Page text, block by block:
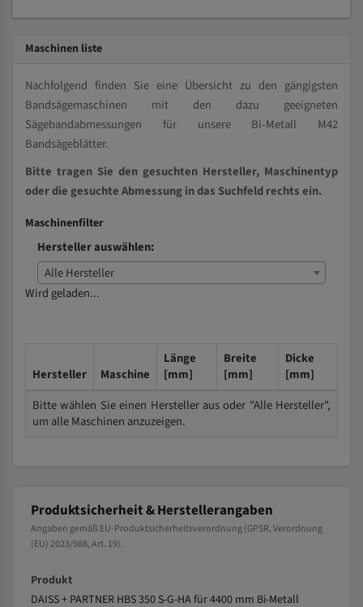
Maschinen liste
Nachfolgend finden Sie eine Übersicht zu den gängigsten
Bandsägemaschinen mit den dazu geeigneten
Sägebandabmessungen für unsere Bi-Metall M42
Bandsägeblätter.
Bitte tragen Sie den gesuchten Hersteller, Maschinentyp
oder die gesuchte Abmessung in das Suchfeld rechts ein.
Maschinenfilter
Hersteller auswählen:
Alle Hersteller
Wird geladen...
Hersteller Maschine
Länge
[mm]
Breite
[mm]
Dicke
[mm]
Bitte wählen Sie einen Hersteller aus oder "Alle Hersteller",
um alle Maschinen anzuzeigen.
Produktsicherheit & Herstellerangaben
Angaben gemäß EU-Produktsicherheitsverordnung (GPSR, Verordnung
(EU) 2023/988, Art. 19).
Produkt
DAISS + PARTNER HBS 350 S-G-HA für 4400 mm Bi-Metall